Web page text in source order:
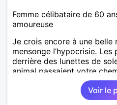
Femme célibataire de 60
amoureuse
Je crois encore à une belle
mensonge l’hypocrisie.
derrière des lunettes de
animal passaient votre
Voir le